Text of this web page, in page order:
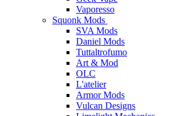
Vaporesso
Squonk Mods
SVA Mods
Daniel Mods
Tuttaltrofumo
Art & Mod
OLC
L'atelier
Armor Mods
Vulcan Designs